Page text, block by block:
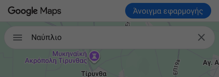
Άνοιγμα εφαρμογής
 
Ναύπλιο